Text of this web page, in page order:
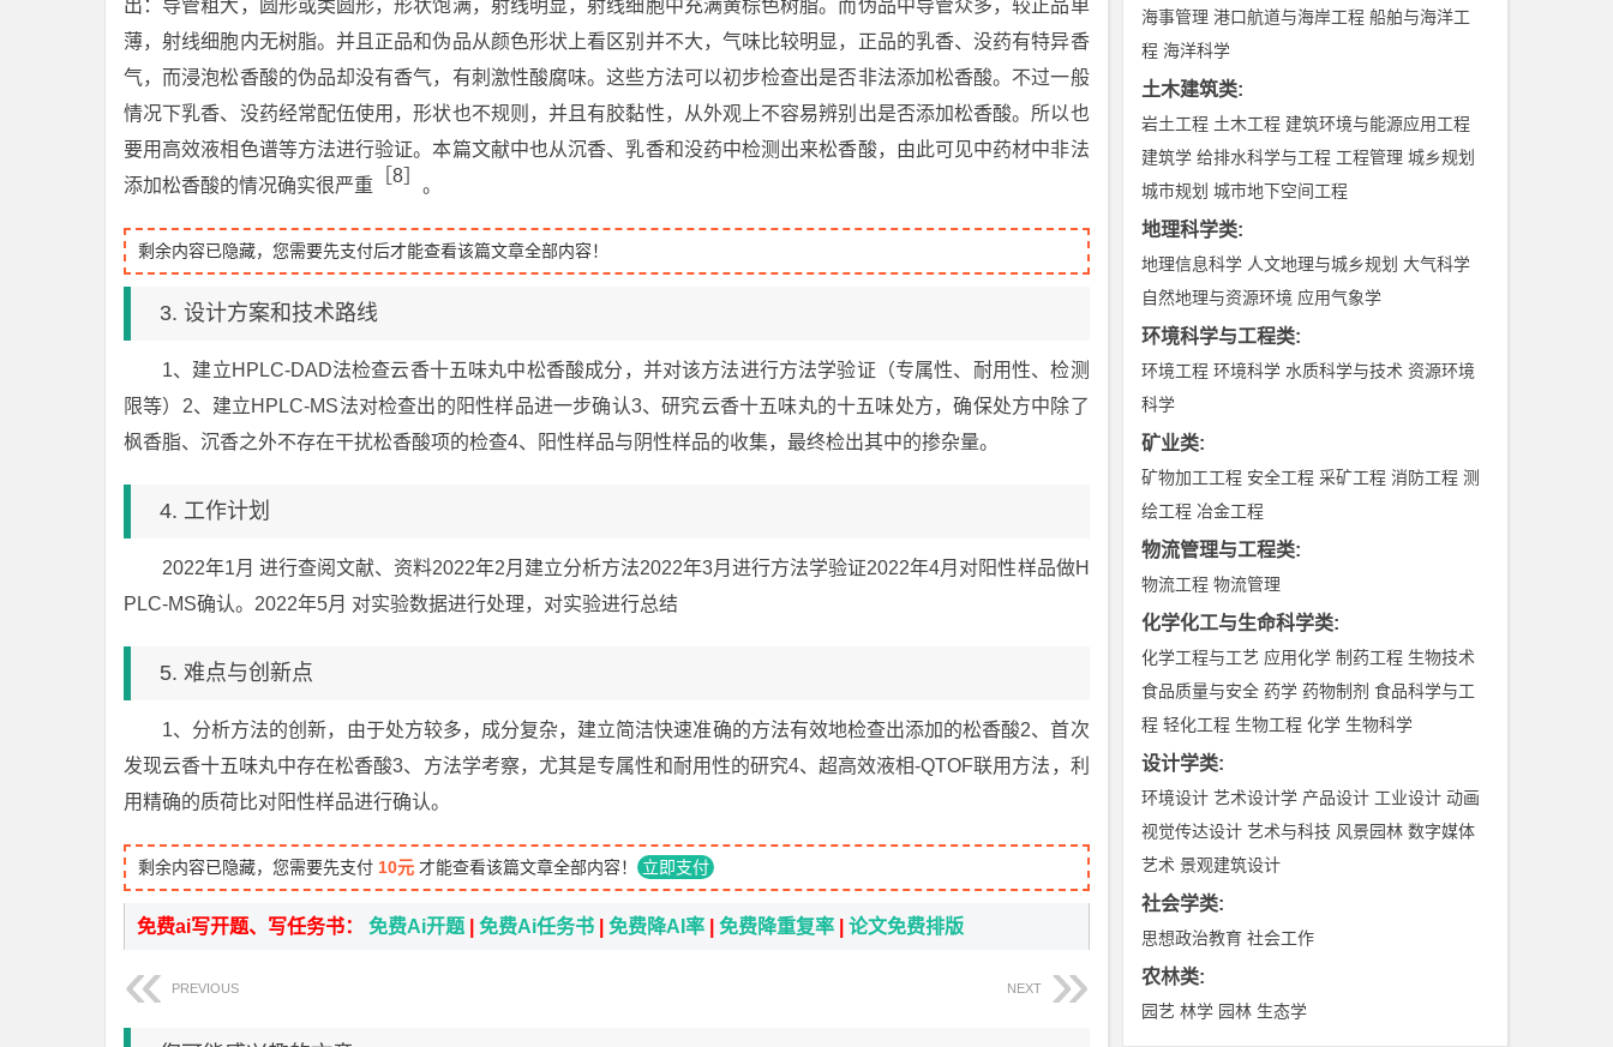
出：导管粗大，圆形或类圆形，形状饱满，射线明显，射线细胞中充满黄棕色树脂。而伪品中导管众多，较正品单
薄，射线细胞内无树脂。并且正品和伪品从颜色形状上看区别并不大，气味比较明显，正品的乳香、没药有特异香
气，而浸泡松香酸的伪品却没有香气，有刺激性酸腐味。这些方法可以初步检查出是否非法添加松香酸。不过一般
情况下乳香、没药经常配伍使用，形状也不规则，并且有胶黏性，从外观上不容易辨别出是否添加松香酸。所以也
要用高效液相色谱等方法进行验证。本篇文献中也从沉香、乳香和没药中检测出来松香酸，由此可见中药材中非法
添加松香酸的情况确实很严重 ［8］ 。
剩余内容已隐藏，您需要先支付后才能查看该篇文章全部内容！
3. 设计方案和技术路线
1、建立HPLC-DAD法检查云香十五味丸中松香酸成分，并对该方法进行方法学验证（专属性、耐用性、检测
限等）2、建立HPLC-MS法对检查出的阳性样品进一步确认3、研究云香十五味丸的十五味处方，确保处方中除了
枫香脂、沉香之外不存在干扰松香酸项的检查4、阳性样品与阴性样品的收集，最终检出其中的掺杂量。
4. 工作计划
2022年1月 进行查阅文献、资料2022年2月建立分析方法2022年3月进行方法学验证2022年4月对阳性样品做H
PLC-MS确认。2022年5月 对实验数据进行处理，对实验进行总结
5. 难点与创新点
1、分析方法的创新，由于处方较多，成分复杂，建立简洁快速准确的方法有效地检查出添加的松香酸2、首次
发现云香十五味丸中存在松香酸3、方法学考察，尤其是专属性和耐用性的研究4、超高效液相-QTOF联用方法，利
用精确的质荷比对阳性样品进行确认。
剩余内容已隐藏，您需要先支付 10元 才能查看该篇文章全部内容！ 立即支付
免费ai写开题、写任务书： 免费Ai开题 免费Ai任务书 免费降AI率 免费降重复率 论文免费排版
PREVIOUS NEXT
海事管理 港口航道与海岸工程 船舶与海洋工
程 海洋科学
土木建筑类:
岩土工程 土木工程 建筑环境与能源应用工程
建筑学 给排水科学与工程 工程管理 城乡规划
城市规划 城市地下空间工程
地理科学类:
地理信息科学 人文地理与城乡规划 大气科学
自然地理与资源环境 应用气象学
环境科学与工程类:
环境工程 环境科学 水质科学与技术 资源环境
科学
矿业类:
矿物加工工程 安全工程 采矿工程 消防工程 测
绘工程 冶金工程
物流管理与工程类:
物流工程 物流管理
化学化工与生命科学类:
化学工程与工艺 应用化学 制药工程 生物技术
食品质量与安全 药学 药物制剂 食品科学与工
程 轻化工程 生物工程 化学 生物科学
设计学类:
环境设计 艺术设计学 产品设计 工业设计 动画
视觉传达设计 艺术与科技 风景园林 数字媒体
艺术 景观建筑设计
社会学类:
思想政治教育 社会工作
农林类:
园艺 林学 园林 生态学